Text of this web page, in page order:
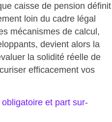
caisse de pension définit
loin du cadre légal
mécanismes de calcul,
devient alors la
la solidité réelle de
efficacement vos
obligatoire et part sur-